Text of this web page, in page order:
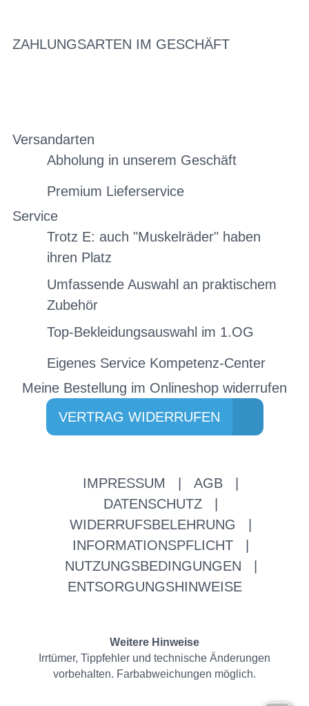
ZAHLUNGSARTEN IM GESCHÄFT
Versandarten
Abholung in unserem Geschäft
Premium Lieferservice
Service
Trotz E: auch "Muskelräder" haben
ihren Platz
Umfassende Auswahl an praktischem
Zubehör
Top-Bekleidungsauswahl im 1.OG
Eigenes Service Kompetenz-Center
Meine Bestellung im Onlineshop widerrufen
VERTRAG WIDERRUFEN
IMPRESSUM AGB
DATENSCHUTZ
WIDERRUFSBELEHRUNG
INFORMATIONSPFLICHT
NUTZUNGSBEDINGUNGEN
ENTSORGUNGSHINWEISE
Weitere Hinweise
Irrtümer, Tippfehler und technische Änderungen
vorbehalten. Farbabweichungen möglich.